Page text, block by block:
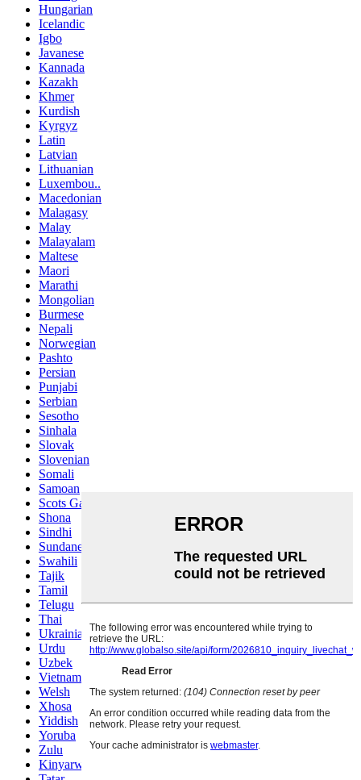
Hungarian
Icelandic
Igbo
Javanese
Kannada
Kazakh
Khmer
Kurdish
Kyrgyz
Latin
Latvian
Lithuanian
Luxembou..
Macedonian
Malagasy
Malay
Malayalam
Maltese
Maori
Marathi
Mongolian
Burmese
Nepali
Norwegian
Pashto
Persian
Punjabi
Serbian
Sesotho
Sinhala
Slovak
Slovenian
Somali
Samoan
Scots Gaelic
Shona
Sindhi
Sundanese
Swahili
Tajik
Tamil
Telugu
Thai
Ukrainian
Urdu
Uzbek
Vietnamese
Welsh
Xhosa
Yiddish
Yoruba
Zulu
Kinyarwanda